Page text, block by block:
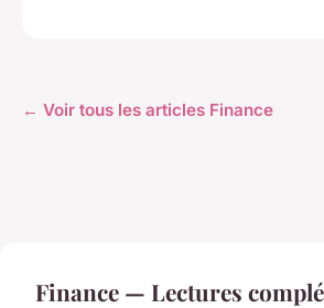
← Voir tous les articles Finance
Finance — Lectures